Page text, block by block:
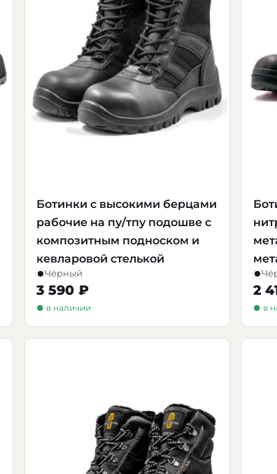
Ботинки с высокими берцами
рабочие на пу/тпу подошве с
композитным подноском и
кевларовой стелькой
Чёрный
3 590 ₽
● в наличии
2
● в